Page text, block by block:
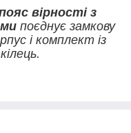
вірності з
поєднує замкову
і комплект із